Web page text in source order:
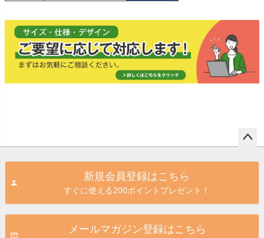
新規会員登録はこちら
すぐに使える200ポイントプレゼント！
メールマガジン登録はこちら